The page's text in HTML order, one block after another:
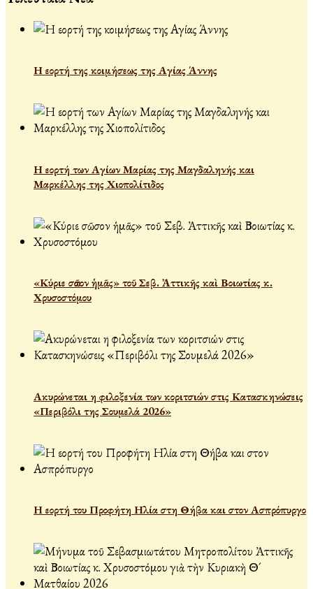
Η εορτή της κοιμήσεως της Αγίας Άννης
Η εορτή των Αγίων Μαρίας της Μαγδαληνής και
Μαρκέλλης της Χιοπολίτιδος
«Κύριε σῶσον ἡμᾶς» τοῦ Σεβ. Ἀττικῆς καὶ Βοιωτίας κ.
Χρυσοστόμου
Ακυρώνεται η φιλοξενία των κοριτσιών στις Κατασκηνώσεις
«Περιβόλι της Σουμελά 2026»
Η εορτή του Προφήτη Ηλία στη Θήβα και στον Ασπρόπυργο